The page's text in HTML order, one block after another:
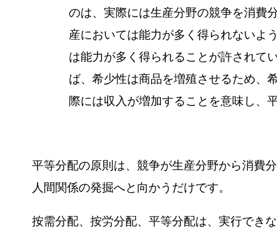
のは、実際には生産分野の競争を消費
産においては能力が多く得られないよ
は能力が多く得られることが許されて
ば、希少性は商品を増殖させるため、
際には収入が増加することを意味し、
平等分配の原則は、競争が生産分野から消費
人間関係の発掘へと向かうだけです。
按需分配、按労分配、平等分配は、実行でき